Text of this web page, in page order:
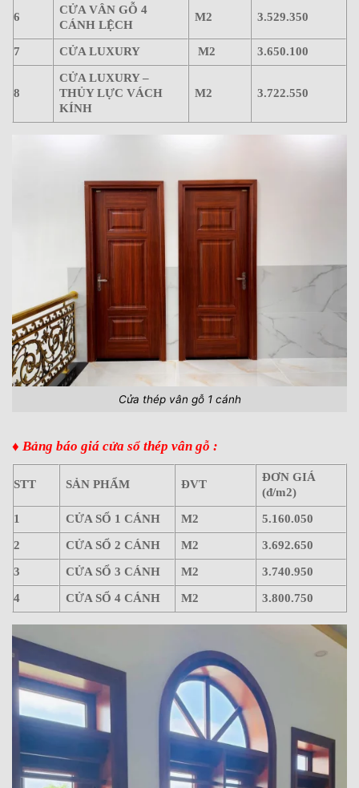
6
CỬA VÂN GỖ 4
CÁNH LỆCH
M2 3.529.350
7 CỬA LUXURY M2 3.650.100
8
CỬA LUXURY –
THỦY LỰC VÁCH
KÍNH
M2 3.722.550
Cửa thép vân gỗ 1 cánh
♦ Bảng báo giá cửa sổ thép vân gỗ :
STT SẢN PHẨM ĐVT
ĐƠN GIÁ
(đ/m2)
1 CỬA SỔ 1 CÁNH M2 5.160.050
2 CỬA SỔ 2 CÁNH M2 3.692.650
3 CỬA SỔ 3 CÁNH M2 3.740.950
4 CỬA SỔ 4 CÁNH M2 3.800.750